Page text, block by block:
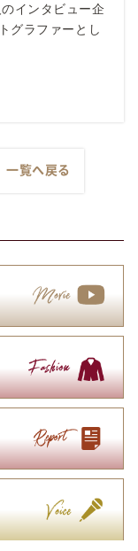
インタビュー企
グラファーとし
覧へ戻る